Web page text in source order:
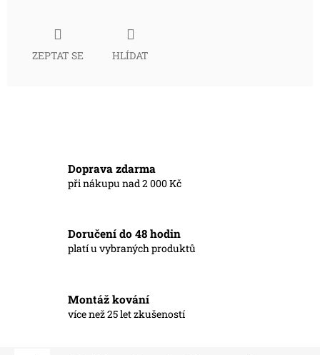
ZEPTAT SE HLÍDAT
Doprava zdarma
při nákupu nad 2 000 Kč
Doručení do 48 hodin
platí u vybraných produktů
Montáž kování
více než 25 let zkušeností